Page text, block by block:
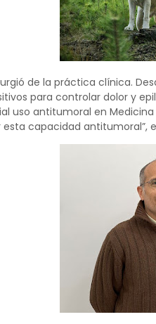
de la práctica clínica.
para controlar dolor y
uso antitumoral en
capacidad antitumoral”,